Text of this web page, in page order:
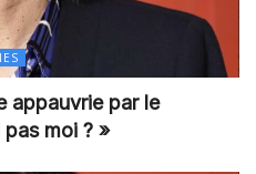
appauvrie par le
moi ? »